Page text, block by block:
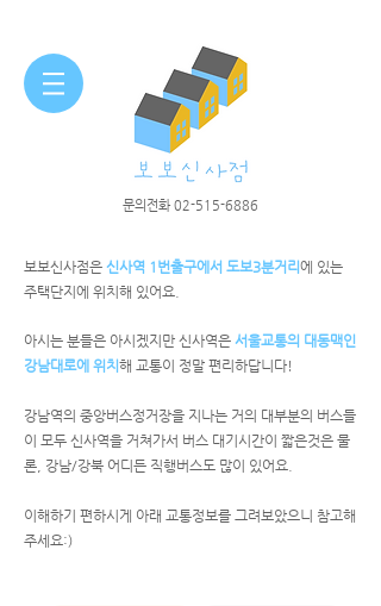
​문의전화 02-515-6886
보보신사점은 신사역 1번출구에서 도보3분거리에 있는
주택단지에 위치해 있어요.
아시는 분들은 아시겠지만 신사역은 서울교통의 대동맥인
강남대로에 위치 해 교통이 정말 편리하답니다!
강남역의 중앙버스정거장을 지나는 거의 대부분의 버스들
이 모두 신사역을 거쳐가서 버스 대기시간이 짧은것은 물
론, 강남/강북 어디든 직행버스도 많이 있어요.
​이해하기 편하시게 아래 교통정보를 그려보았으니 참고해
주세요:)